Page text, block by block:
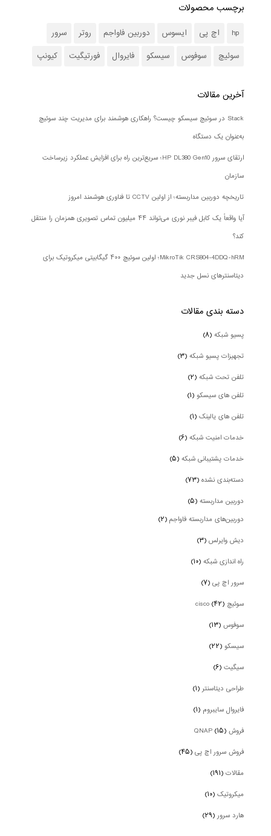
برچسب محصولات
hp اچ پی ایسوس دوربین فاواجم روتر
سرور
سوئیچ
سوفوس سیسکو فایروال فورتیگیت کیونپ
آخرین مقالات
Stack در سوئیچ سیسکو چیست؟ راهکاری هوشمند برای مدیریت چند سوئیچ
به‌عنوان یک دستگاه
ارتقای سرور HP DL380 Gen10؛ سریع‌ترین راه برای افزایش عملکرد زیرساخت
سازمان
تاریخچه دوربین مداربسته؛ از اولین CCTV تا فناوری هوشمند امروز
آیا واقعاً یک کابل فیبر نوری می‌تواند ۴۴ میلیون تماس تصویری همزمان را منتقل
کند؟
MikroTik CRS804-4DDQ-hRM؛ اولین سوئیچ ۴۰۰ گیگابیتی میکروتیک برای
دیتاسنترهای نسل جدید
دسته بندی‌ مقالات
پسیو شبکه(۸)
تجهیزات پسیو شبکه(۳)
تلفن تحت شبکه(۲)
تلفن های سیسکو(۱)
تلفن های یالینک(۱)
خدمات امنیت شبکه(۶)
خدمات پشتیبانی شبکه(۵)
دسته‌بندی نشده(۷۳)
دوربین‌ مداربسته(۵)
دوربین‌های مداربسته فاواجم(۲)
دیش وایرلس(۳)
راه اندازی شبکه(۱۰)
سرور اچ پی(۷)
سوئیچ cisco (۴۲)
سوفوس(۱۳)
سیسکو(۲۲)
سیگیت(۶)
طراحی دیتاسنتر(۱)
فایروال سایبروم (۱)
فروش QNAP (۱۵)
فروش سرور اچ پی(۴۵)
مقالات(۱۹۱)
میکروتیک(۱۰)
هارد سرور(۲۹)